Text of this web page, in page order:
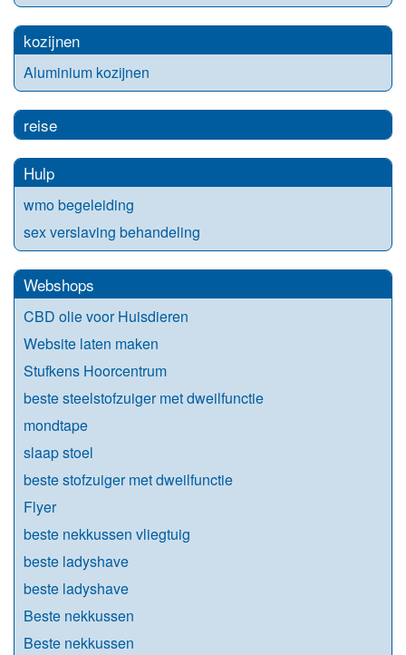
kozijnen
Aluminium kozijnen
reise
Hulp
wmo begeleiding
sex verslaving behandeling
Webshops
CBD olie voor Huisdieren
Website laten maken
Stufkens Hoorcentrum
beste steelstofzuiger met dweilfunctie
mondtape
slaap stoel
beste stofzuiger met dweilfunctie
Flyer
beste nekkussen vliegtuig
beste ladyshave
beste ladyshave
Beste nekkussen
Beste nekkussen